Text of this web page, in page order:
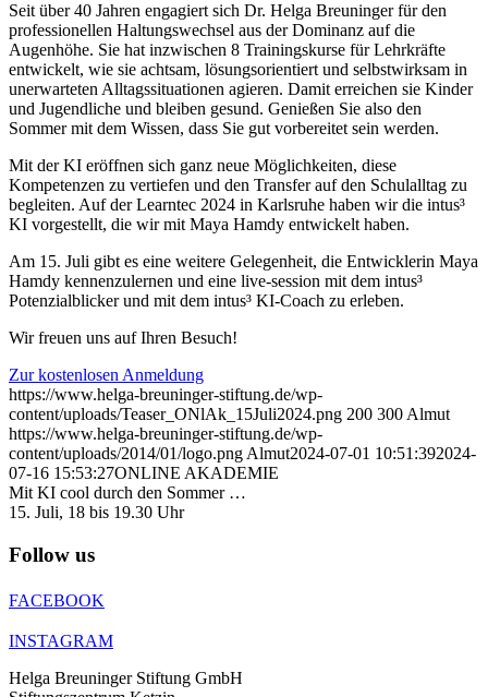
Seit über 40 Jahren engagiert sich Dr. Helga Breuninger für den
professionellen Haltungswechsel aus der Dominanz auf die
Augenhöhe. Sie hat inzwischen 8 Trainingskurse für Lehrkräfte
entwickelt, wie sie achtsam, lösungsorientiert und selbstwirksam in
unerwarteten Alltagssituationen agieren. Damit erreichen sie Kinder
und Jugendliche und bleiben gesund. Genießen Sie also den
Sommer mit dem Wissen, dass Sie gut vorbereitet sein werden.
Mit der KI eröffnen sich ganz neue Möglichkeiten, diese
Kompetenzen zu vertiefen und den Transfer auf den Schulalltag zu
begleiten. Auf der Learntec 2024 in Karlsruhe haben wir die intus³
KI vorgestellt, die wir mit Maya Hamdy entwickelt haben.
Am 15. Juli gibt es eine weitere Gelegenheit, die Entwicklerin Maya
Hamdy kennenzulernen und eine live-session mit dem intus³
Potenzialblicker und mit dem intus³ KI-Coach zu erleben.
Wir freuen uns auf Ihren Besuch!
Zur kostenlosen Anmeldung
https://www.helga-breuninger-stiftung.de/wp-
content/uploads/Teaser_ONlAk_15Juli2024.png 200 300 Almut
https://www.helga-breuninger-stiftung.de/wp-
content/uploads/2014/01/logo.png Almut2024-07-01 10:51:392024-
07-16 15:53:27ONLINE AKADEMIE
Mit KI cool durch den Sommer …
15. Juli, 18 bis 19.30 Uhr
Follow us
FACEBOOK
INSTAGRAM
Helga Breuninger Stiftung GmbH